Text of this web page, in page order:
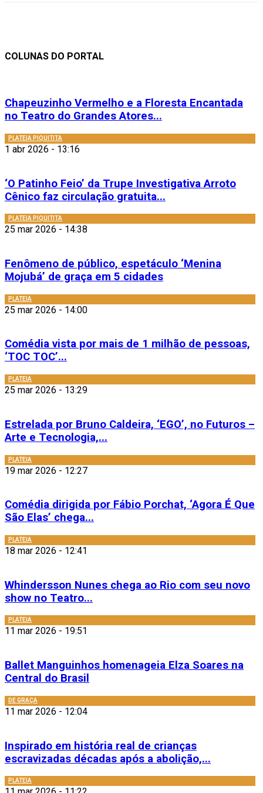
COLUNAS DO PORTAL
Chapeuzinho Vermelho e a Floresta Encantada
no Teatro do Grandes Atores...
PLATEIA PIQUITITA
1 abr 2026 - 13:16
‘O Patinho Feio’ da Trupe Investigativa Arroto
Cênico faz circulação gratuita...
PLATEIA PIQUITITA
25 mar 2026 - 14:38
Fenômeno de público, espetáculo ‘Menina
Mojubá’ de graça em 5 cidades
PLATEIA
25 mar 2026 - 14:00
Comédia vista por mais de 1 milhão de pessoas,
‘TOC TOC’...
PLATEIA
25 mar 2026 - 13:29
Estrelada por Bruno Caldeira, ‘EGO’, no Futuros –
Arte e Tecnologia,...
PLATEIA
19 mar 2026 - 12:27
Comédia dirigida por Fábio Porchat, ‘Agora É Que
São Elas’ chega...
PLATEIA
18 mar 2026 - 12:41
Whindersson Nunes chega ao Rio com seu novo
show no Teatro...
PLATEIA
11 mar 2026 - 19:51
Ballet Manguinhos homenageia Elza Soares na
Central do Brasil
DE GRAÇA
11 mar 2026 - 12:04
Inspirado em história real de crianças
escravizadas décadas após a abolição,...
PLATEIA